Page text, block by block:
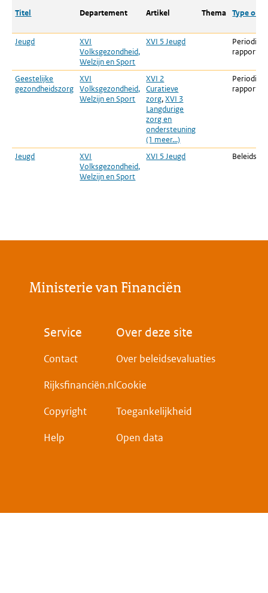
Titel Departement Artikel Thema Type
Jeugd
XVI
Volksgezondheid,
Welzijn en Sport
XVI 5 Jeugd
Geestelijke
gezondheidszorg
XVI
Volksgezondheid,
Welzijn en Sport
XVI 2
Curatieve
zorg,XVI 3
Langdurige
zorg en
ondersteuning
(1 meer...)
Jeugd
XVI
Volksgezondheid,
Welzijn en Sport
XVI 5 Jeugd
Ministerie van Financiën
Voet
Service
Contact
Rijksfinanciën.nl
Copyright
Help
Over deze site
Over beleidsevaluaties
Cookie
Toegankelijkheid
Open data